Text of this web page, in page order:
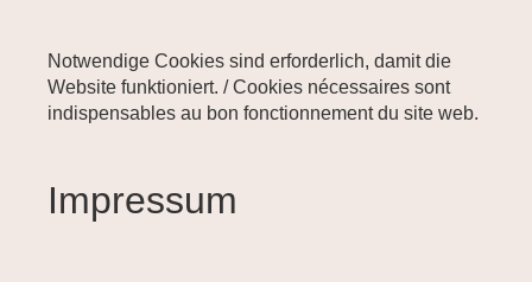
Notwendige Cookies sind erforderlich, damit die
Website funktioniert. / Cookies nécessaires sont
indispensables au bon fonctionnement du site web.
Impressum